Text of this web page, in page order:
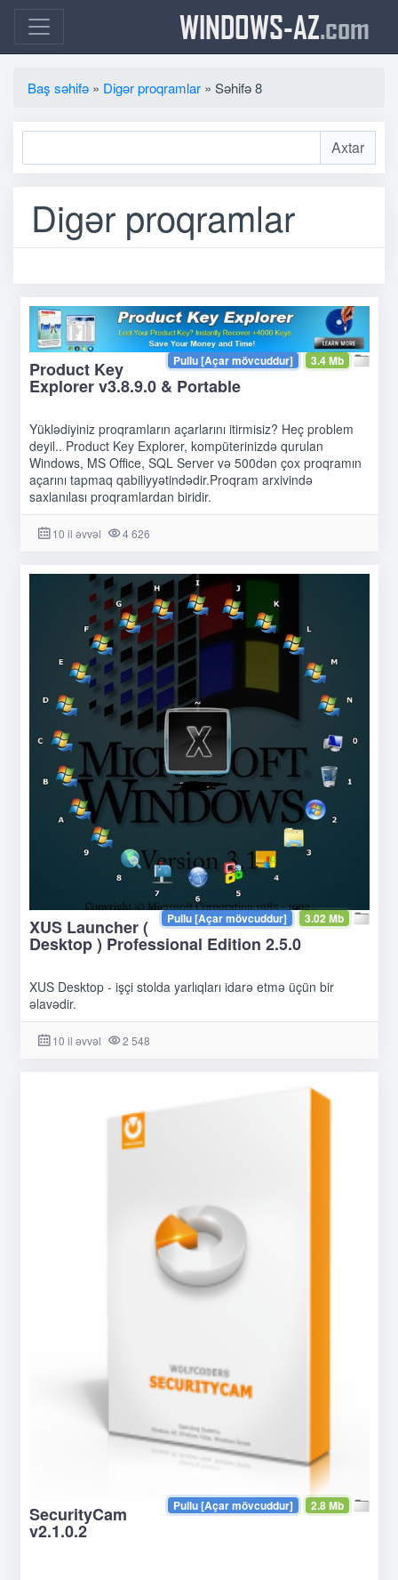
WINDOWS-AZ.com
Baş səhifə » Digər proqramlar » Səhifə 8
Digər proqramlar
3.4 Mb
Pullu [Açar mövcuddur]
Product Key
Explorer v3.8.9.0 & Portable
Yüklədiyiniz proqramların açarlarını itirmisiz? Heç problem
deyil.. Product Key Explorer, kompüterinizdə qurulan
Windows, MS Office, SQL Server və 500dən çox proqramın
açarını tapmaq qabiliyyətindədir.Proqram arxivində
saxlanılası proqramlardan biridir.
10 il əvvəl 4 626
3.02 Mb
Pullu [Açar mövcuddur]
XUS Launcher (
Desktop ) Professional Edition 2.5.0
XUS Desktop - işçi stolda yarlıqları idarə etmə üçün bir
əlavədir.
10 il əvvəl 2 548
2.8 Mb
Pullu [Açar mövcuddur]
SecurityCam
v2.1.0.2